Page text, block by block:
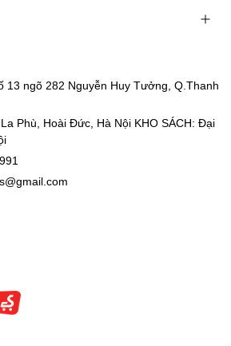
13 ngõ 282 Nguyễn Huy Tưởng, Q.Thanh
Phù, Hoài Đức, Hà Nội KHO SÁCH: Đại